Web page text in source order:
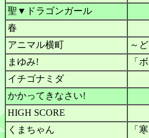
聖▼ドラゴンガール
春
アニマル横町
～
まゆみ!
「
イチゴナミダ
かかってきなさい!
HIGH SCORE
くまちゃん
「